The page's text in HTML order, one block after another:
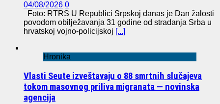
04/08/2026 0
Foto: RTRS U Republici Srpskoj danas je Dan žalosti
povodom obilježavanja 31 godine od stradanja Srba u
hrvatskoj vojno-policijskoj [...]
Hronika
Vlasti Seute izveštavaju o 88 smrtnih slučajeva
tokom masovnog priliva migranata — novinska
agencija